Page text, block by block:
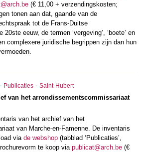
(€ 11,00 + verzendingskosten;
tonen aan dat, gaande van de
tot de Frans-Duitse
eeuw, de termen ‘vergeving’, ‘boete’ en
complexere juridische begrippen zijn dan hun
- Publicaties- Saint-Hubert
van het arrondissementscommissariaat
van het archief van het
van Marche-en-Famenne. De inventaris
via de webshop(tabblad ‘Publicaties’,
te koop via publicat@arch.be(€